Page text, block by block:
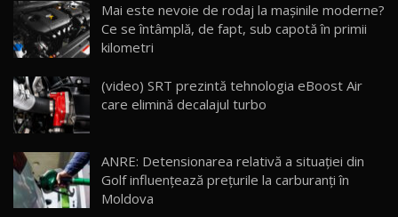
15 14:37
16
AutoBlogMD
13:10
17 20:06
Va fi modelul nr.1 BYD în Moldova? BYD Seal U
Mai este nevoie de rodaj la mașinile moderne?
Ce se întâmplă, de fapt, sub capotă în primii
kilometri
(video) SRT prezintă tehnologia eBoost Air
care elimină decalajul turbo
ANRE: Detensionarea relativă a situației din
Golf influențează prețurile la carburanți în
Moldova